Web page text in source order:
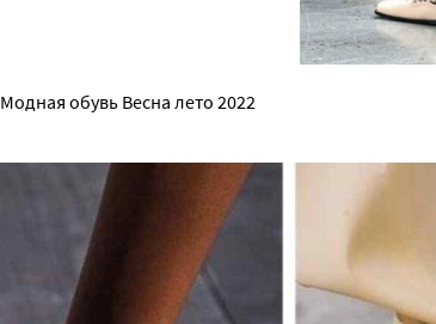
Модная обувь Весна лето 2022